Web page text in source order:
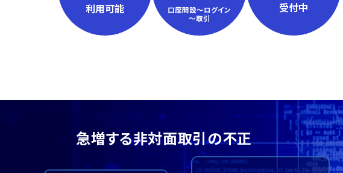
利用可能
口座開設～ログイン
～取引
受付中
急増する非対面取引の不正